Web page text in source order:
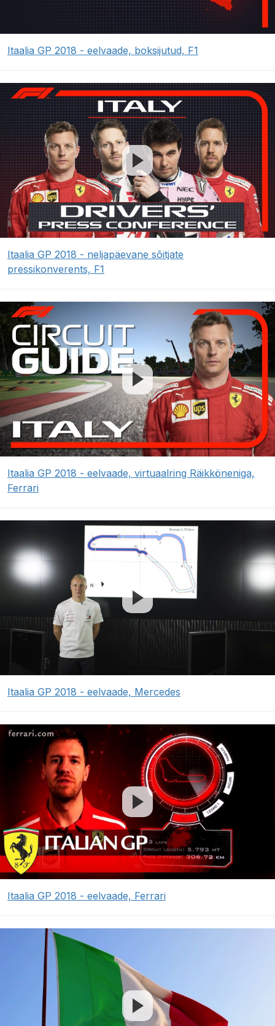
Itaalia GP 2018 - eelvaade, boksijutud, F1
Itaalia GP 2018 - neljapäevane sõitjate
pressikonverents, F1
Itaalia GP 2018 - eelvaade, virtuaalring Räikköneniga,
Ferrari
Itaalia GP 2018 - eelvaade, Mercedes
Itaalia GP 2018 - eelvaade, Ferrari